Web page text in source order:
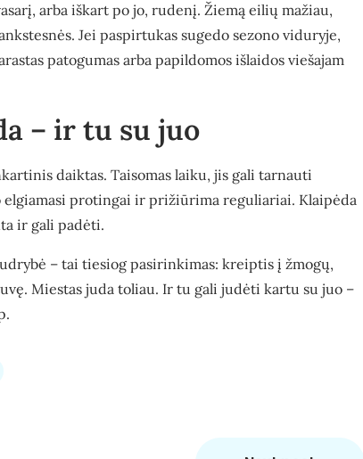
arba iškart po jo, rudenį. Žiemą eilių mažiau,
Jei paspirtukas sugedo sezono viduryje,
patogumas arba papildomos išlaidos viešajam
– ir tu su juo
daiktas. Taisomas laiku, jis gali tarnauti
protingai ir prižiūrima reguliariai. Klaipėda
ir gali padėti.
– tai tiesiog pasirinkimas: kreiptis į žmogų,
Miestas juda toliau. Ir tu gali judėti kartu su juo –